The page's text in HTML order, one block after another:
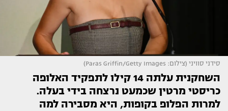
סידני סוויני (צילום: Paras Griffin/Getty Images)
השחקנית עלתה 14 קילו לתפקיד האלופה
כריסטי מרטין שכמעט נרצחה בידי בעלה.
למרות הפלופ בקופות, היא מסבירה למה